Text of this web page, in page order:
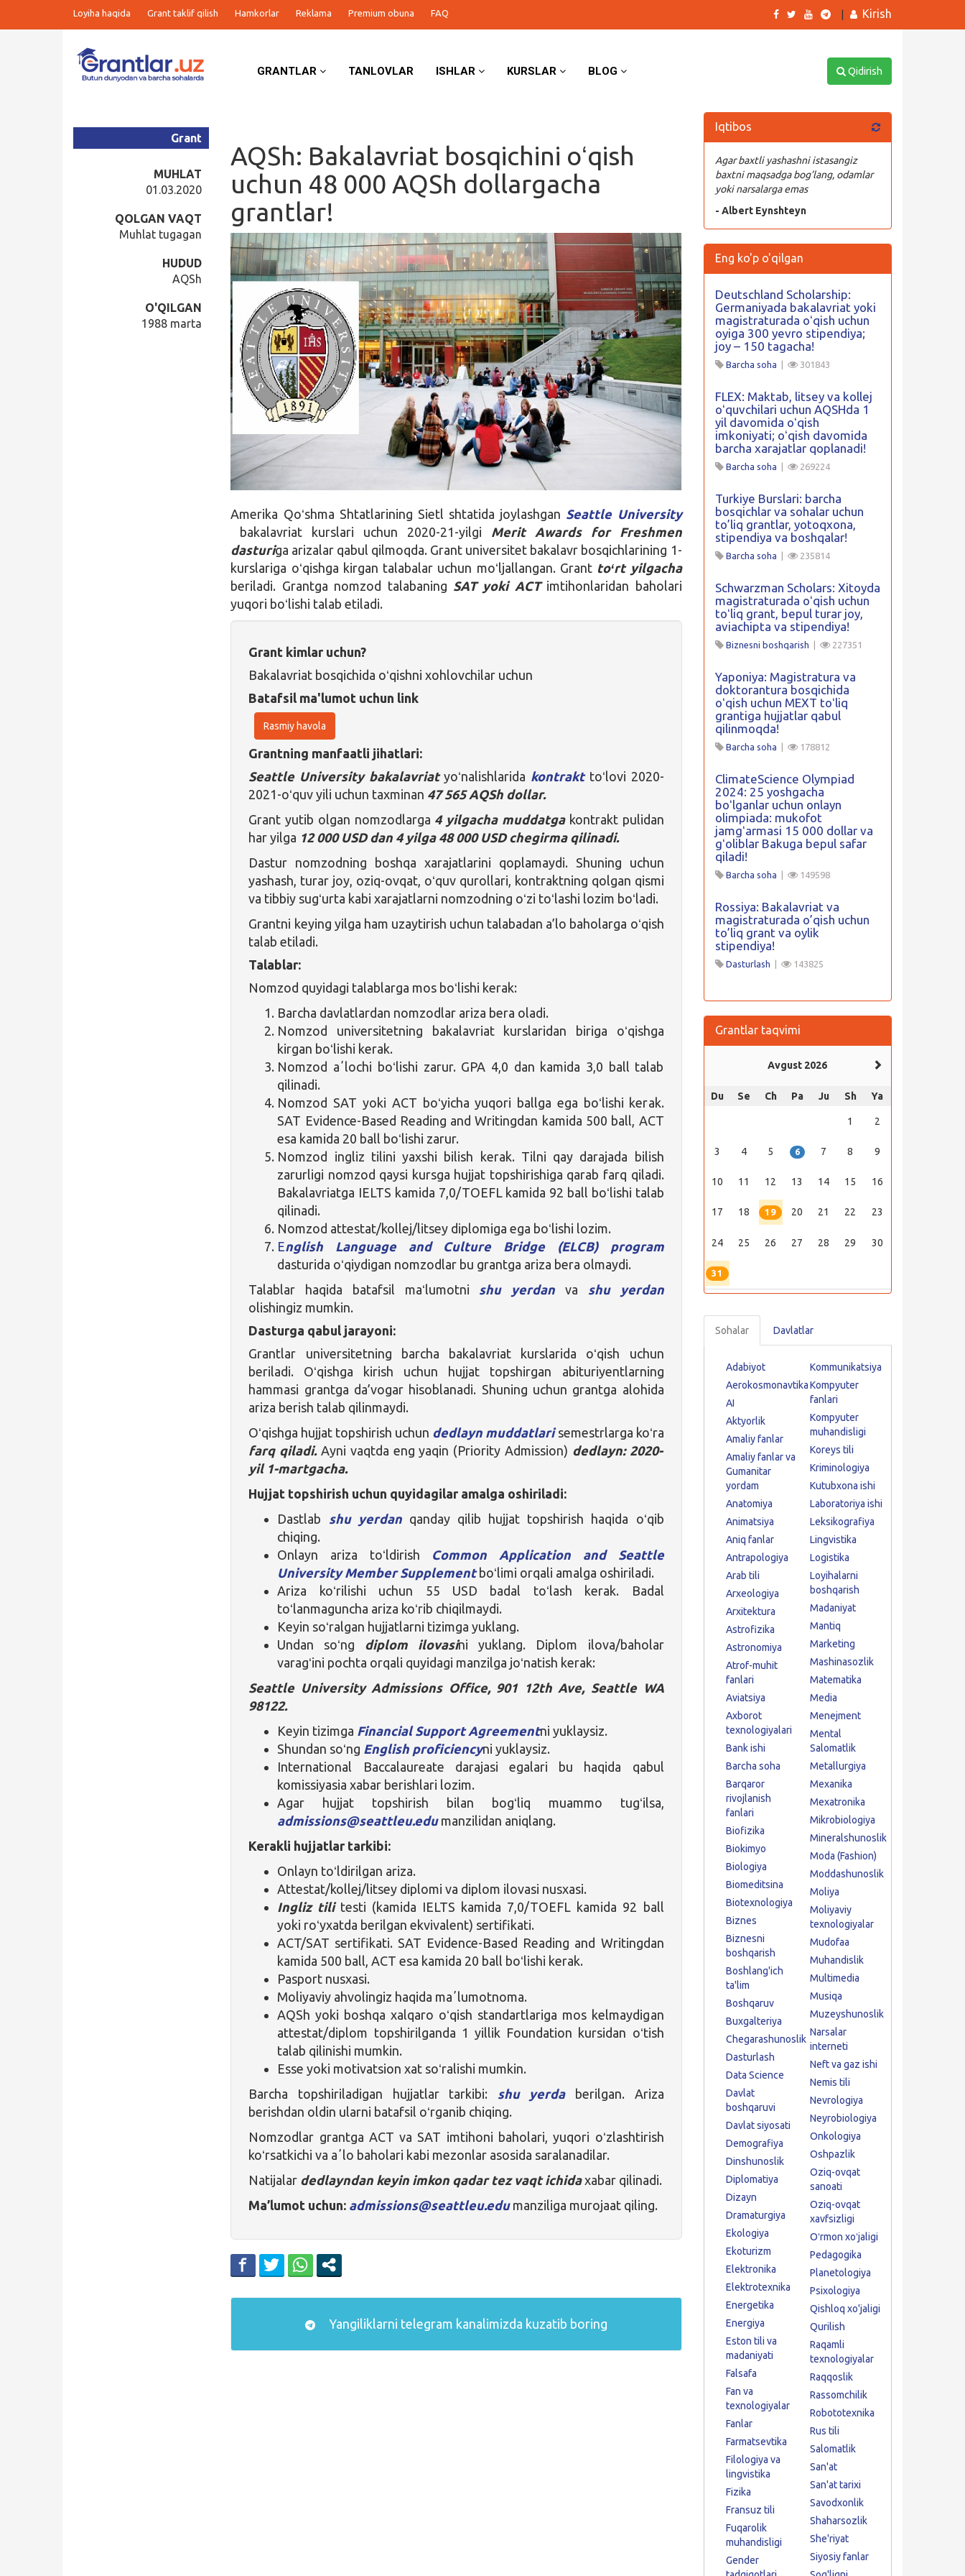
Loyiha haqida Grant taklif qilish Hamkorlar Reklama Premium obuna FAQ Kirish
GRANTLAR TANLOVLAR ISHLAR KURSLAR BLOG Qidirish
AQSh: Bakalavriat bosqichini oʻqish
uchun 48 000 AQSh dollargacha
grantlar!
Grant
MUHLAT
01.03.2020
QOLGAN VAQT
Muhlat tugagan
HUDUD
AQSh
O'QILGAN
1988 marta
Amerika Qoʻshma Shtatlarining Sietl shtatida joylashgan Seattle University
bakalavriat kurslari uchun 2020-21-yilgi Merit Awards for Freshmen
dasturiga arizalar qabul qilmoqda. Grant universitet bakalavr bosqichlarining 1-
kurslariga oʻqishga kirgan talabalar uchun moʻljallangan. Grant toʻrt yilgacha
beriladi. Grantga nomzod talabaning SAT yoki ACTimtihonlaridan baholari
yuqori boʻlishi talab etiladi.
Grant kimlar uchun?
Bakalavriat bosqichida oʻqishni xohlovchilar uchun
Batafsil ma'lumot uchun link
Rasmiy havola
Grantning manfaatli jihatlari:
Seattle University bakalavriatyoʻnalishlarida kontrakttoʻlovi 2020-
2021-oʻquv yili uchun taxminan 47 565 AQSh dollar.
Grant yutib olgan nomzodlarga 4 yilgacha muddatgakontrakt pulidan
har yilga 12 000 USD dan 4 yilga 48 000 USD chegirma qilinadi.
Dastur nomzodning boshqa xarajatlarini qoplamaydi. Shuning uchun
yashash, turar joy, oziq-ovqat, oʻquv qurollari, kontraktning qolgan qismi
va tibbiy sugʻurta kabi xarajatlarni nomzodning oʻzi toʻlashi lozim boʻladi.
Grantni keying yilga ham uzaytirish uchun talabadan a’lo baholarga oʻqish
talab etiladi.
Talablar:
Nomzod quyidagi talablarga mos boʻlishi kerak:
Barcha davlatlardan nomzodlar ariza bera oladi.
Nomzod universitetning bakalavriat kurslaridan biriga oʻqishga
kirgan boʻlishi kerak.
Nomzod aʼlochi boʻlishi zarur. GPA 4,0 dan kamida 3,0 ball talab
qilinadi.
Nomzod SAT yoki ACT boʻyicha yuqori ballga ega boʻlishi kerak.
SAT Evidence-Based Reading and Writingdan kamida 500 ball, ACT
esa kamida 20 ball boʻlishi zarur.
Nomzod ingliz tilini yaxshi bilish kerak. Tilni qay darajada bilish
zarurligi nomzod qaysi kursga hujjat topshirishiga qarab farq qiladi.
Bakalavriatga IELTS kamida 7,0/TOEFL kamida 92 ball boʻlishi talab
qilinadi.
Nomzod attestat/kollej/litsey diplomiga ega boʻlishi lozim.
English Language and Culture Bridge (ELCB) program
dasturida oʻqiydigan nomzodlar bu grantga ariza bera olmaydi.
Talablar haqida batafsil maʻlumotni shu yerdan va shu yerdan
olishingiz mumkin.
Dasturga qabul jarayoni:
Grantlar universitetning barcha bakalavriat kurslarida oʻqish uchun
beriladi. Oʻqishga kirish uchun hujjat topshirgan abituriyentlarning
hammasi grantga da’vogar hisoblanadi. Shuning uchun grantga alohida
ariza berish talab qilinmaydi.
Oʻqishga hujjat topshirish uchun dedlayn muddatlarisemestrlarga koʻra
farq qiladi. Ayni vaqtda eng yaqin (Priority Admission) dedlayn: 2020-
yil 1-martgacha.
Hujjat topshirish uchun quyidagilar amalga oshiriladi:
Dastlab shu yerdanqanday qilib hujjat topshirish haqida oʻqib
chiqing.
Onlayn ariza toʻldirish Common Application and Seattle
University Member Supplementboʻlimi orqali amalga oshiriladi.
Ariza koʻrilishi uchun 55 USD badal toʻlash kerak. Badal
toʻlanmaguncha ariza koʻrib chiqilmaydi.
Keyin soʻralgan hujjatlarni tizimga yuklang.
Undan soʻng diplom ilovasini yuklang. Diplom ilova/baholar
varagʻini pochta orqali quyidagi manzilga joʻnatish kerak:
Seattle University Admissions Office, 901 12th Ave, Seattle WA
98122.
Keyin tizimga Financial Support Agreementni yuklaysiz.
Shundan soʻng English proficiencyni yuklaysiz.
International Baccalaureate darajasi egalari bu haqida qabul
komissiyasia xabar berishlari lozim.
Agar hujjat topshirish bilan bogʻliq muammo tugʻilsa,
admissions@seattleu.edumanzilidan aniqlang.
Kerakli hujjatlar tarkibi:
Onlayn toʻldirilgan ariza.
Attestat/kollej/litsey diplomi va diplom ilovasi nusxasi.
Ingliz tilitesti (kamida IELTS kamida 7,0/TOEFL kamida 92 ball
yoki roʻyxatda berilgan ekvivalent) sertifikati.
ACT/SAT sertifikati. SAT Evidence-Based Reading and Writingdan
kamida 500 ball, ACT esa kamida 20 ball boʻlishi kerak.
Pasport nusxasi.
Moliyaviy ahvolingiz haqida maʼlumotnoma.
AQSh yoki boshqa xalqaro oʻqish standartlariga mos kelmaydigan
attestat/diplom topshirilganda 1 yillik Foundation kursidan oʻtish
talab qilinishi mumkin.
Esse yoki motivatsion xat soʻralishi mumkin.
Barcha topshiriladigan hujjatlar tarkibi: shu yerdaberilgan. Ariza
berishdan oldin ularni batafsil oʻrganib chiqing.
Nomzodlar grantga ACT va SAT imtihoni baholari, yuqori oʻzlashtirish
koʻrsatkichi va aʼlo baholari kabi mezonlar asosida saralanadilar.
Natijalar dedlayndan keyin imkon qadar tez vaqt ichidaxabar qilinadi.
Ma’lumot uchun: admissions@seattleu.edumanziliga murojaat qiling.
Yangiliklarni telegram kanalimizda kuzatib boring
Iqtibos
Agar baxtli yashashni istasangiz
baxtni maqsadga bog’lang, odamlar
yoki narsalarga emas
- Albert Eynshteyn
Eng ko'p o'qilgan
Deutschland Scholarship:
Germaniyada bakalavriat yoki
magistraturada oʻqish uchun
oyiga 300 yevro stipendiya;
joy – 150 tagacha!
Barcha soha 301843
FLEX: Maktab, litsey va kollej
oʻquvchilari uchun AQSHda 1
yil davomida oʻqish
imkoniyati; oʻqish davomida
barcha xarajatlar qoplanadi!
Barcha soha 269224
Turkiye Burslari: barcha
bosqichlar va sohalar uchun
to’liq grantlar, yotoqxona,
stipendiya va boshqalar!
Barcha soha 235814
Schwarzman Scholars: Xitoyda
magistraturada oʻqish uchun
toʻliq grant, bepul turar joy,
aviachipta va stipendiya!
Biznesni boshqarish 227351
Yaponiya: Magistratura va
doktorantura bosqichida
oʻqish uchun MEXT toʻliq
grantiga hujjatlar qabul
qilinmoqda!
Barcha soha 178812
ClimateScience Olympiad
2024: 25 yoshgacha
boʻlganlar uchun onlayn
olimpiada: mukofot
jamgʻarmasi 15 000 dollar va
gʻoliblar Bakuga bepul safar
qiladi!
Barcha soha 149598
Rossiya: Bakalavriat va
magistraturada o’qish uchun
to’liq grant va oylik
stipendiya!
Dasturlash 143825
Grantlar taqvimi
Avgust 2026
Du Se Ch Pa Ju Sh Ya
1 2
3 4 5 6 7 8 9
10 11 12 13 14 15 16
17 18 19 20 21 22 23
24 25 26 27 28 29 30
31
Sohalar Davlatlar
Adabiyot
Aerokosmonavtika
AI
Aktyorlik
Amaliy fanlar
Amaliy fanlar va
Gumanitar
yordam
Anatomiya
Animatsiya
Aniq fanlar
Antrapologiya
Arab tili
Arxeologiya
Arxitektura
Astrofizika
Astronomiya
Atrof-muhit
fanlari
Aviatsiya
Axborot
texnologiyalari
Bank ishi
Barcha soha
Barqaror
rivojlanish
fanlari
Biofizika
Biokimyo
Biologiya
Biomeditsina
Biotexnologiya
Biznes
Biznesni
boshqarish
Boshlang'ich
ta'lim
Boshqaruv
Buxgalteriya
Chegarashunoslik
Dasturlash
Data Science
Davlat
boshqaruvi
Davlat siyosati
Demografiya
Dinshunoslik
Diplomatiya
Dizayn
Dramaturgiya
Ekologiya
Ekoturizm
Elektronika
Elektrotexnika
Energetika
Energiya
Eston tili va
madaniyati
Falsafa
Fan va
texnologiyalar
Fanlar
Farmatsevtika
Filologiya va
lingvistika
Fizika
Fransuz tili
Fuqarolik
muhandisligi
Gender
Kommunikatsiya
Kompyuter
fanlari
Kompyuter
muhandisligi
Koreys tili
Kriminologiya
Kutubxona ishi
Laboratoriya ishi
Leksikografiya
Lingvistika
Logistika
Loyihalarni
boshqarish
Madaniyat
Mantiq
Marketing
Mashinasozlik
Matematika
Media
Menejment
Mental
Salomatlik
Metallurgiya
Mexanika
Mexatronika
Mikrobiologiya
Mineralshunoslik
Moda (Fashion)
Moddashunoslik
Moliya
Moliyaviy
texnologiyalar
Mudofaa
Muhandislik
Multimedia
Musiqa
Muzeyshunoslik
Narsalar
interneti
Neft va gaz ishi
Nemis tili
Nevrologiya
Neyrobiologiya
Onkologiya
Oshpazlik
Oziq-ovqat
sanoati
Oziq-ovqat
xavfsizligi
Oʻrmon xoʻjaligi
Pedagogika
Planetologiya
Psixologiya
Qishloq xo'jaligi
Qurilish
Raqamli
texnologiyalar
Raqqoslik
Rassomchilik
Robototexnika
Rus tili
Salomatlik
San'at
San'at tarixi
Savodxonlik
Shaharsozlik
She'riyat
Siyosiy fanlar